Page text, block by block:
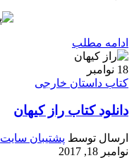
ادامه مطلب
18 نوامبر
کتاب داستان خارجی
دانلود کتاب راز کیهان
ارسال توسط پشتیبان سایت
نوامبر 18, 2017